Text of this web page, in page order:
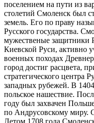
поселением на пути из
столетий Смоленск был
земель. Его по праву
Русского государства.
мужественые защитники
Киевской Руси, активно
военных походах
город достиг расцвета,
стратегического центра
западных рубежей. В
польское нашествие.
году был захвачен
по Андрусовскому миру.
Летом 1708 года